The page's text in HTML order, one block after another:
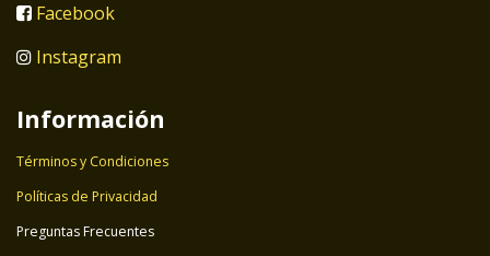
Facebook
Instagram
Información
Términos y Condiciones
Políticas de Privacidad
Preguntas Frecuentes